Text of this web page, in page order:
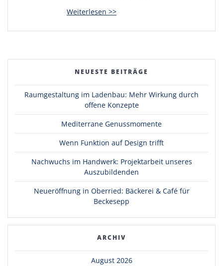
NEUESTE BEITRÄGE
Raumgestaltung im Ladenbau: Mehr Wirkung durch
offene Konzepte
Mediterrane Genussmomente
Wenn Funktion auf Design trifft
Nachwuchs im Handwerk: Projektarbeit unseres
Auszubildenden
Neueröffnung in Oberried: Bäckerei & Café für
Beckesepp
ARCHIV
August 2026